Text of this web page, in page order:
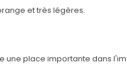
et très légères.
place importante dans